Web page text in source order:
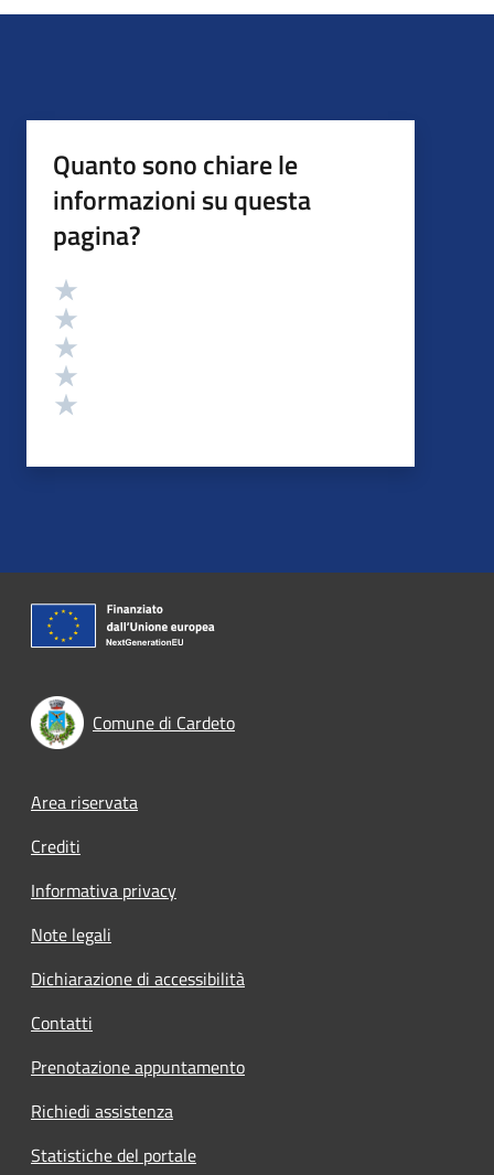
Quanto sono chiare le
informazioni su questa
pagina?
Valutazione
Comune di Cardeto
Footer menu
Area riservata
Crediti
Informativa privacy
Note legali
Dichiarazione di accessibilità
Contatti
Prenotazione appuntamento
Richiedi assistenza
Statistiche del portale